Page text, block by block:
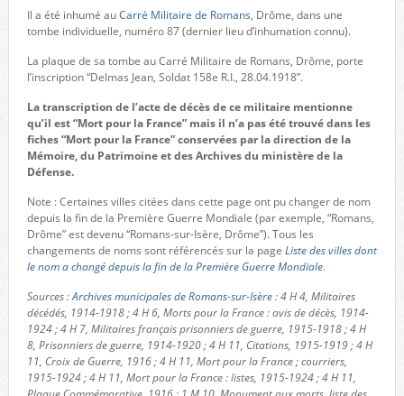
Il a été inhumé auCarré Militaire de Romans, Drôme, dans une
tombe individuelle, numéro 87 (dernier lieu d’inhumation connu).
La plaque de sa tombe au Carré Militaire de Romans, Drôme, porte
l’inscription “Delmas Jean, Soldat 158e R.I., 28.04.1918”.
La transcription de l’acte de décès de ce militaire mentionne
qu’il est “Mort pour la France” mais il n’a pas été trouvé dans les
fiches “Mort pour la France” conservées par la direction de la
Mémoire, du Patrimoine et des Archives du ministère de la
Défense.
Note : Certaines villes citées dans cette page ont pu changer de nom
depuis la fin de la Première Guerre Mondiale (par exemple, “Romans,
Drôme” est devenu “Romans-sur-Isère, Drôme”). Tous les
changements de noms sont référencés sur la page Liste des villes dont
le nom a changé depuis la fin de la Première Guerre Mondiale.
Sources :Archives municipales de Romans-sur-Isère: 4 H 4, Militaires
décédés, 1914-1918 ; 4 H 6, Morts pour la France : avis de décès, 1914-
1924 ; 4 H 7, Militaires français prisonniers de guerre, 1915-1918 ; 4 H
8, Prisonniers de guerre, 1914-1920 ; 4 H 11, Citations, 1915-1919 ; 4 H
11, Croix de Guerre, 1916 ; 4 H 11, Mort pour la France ; courriers,
1915-1924 ; 4 H 11, Mort pour la France : listes, 1915-1924 ; 4 H 11,